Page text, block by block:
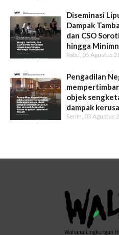
Diseminasi
Dampak
dan CSO
hingga
Rabu, 05 Agustus
Pengadilan
objek
dampak
Intervensi
Senin, 03 Agustus